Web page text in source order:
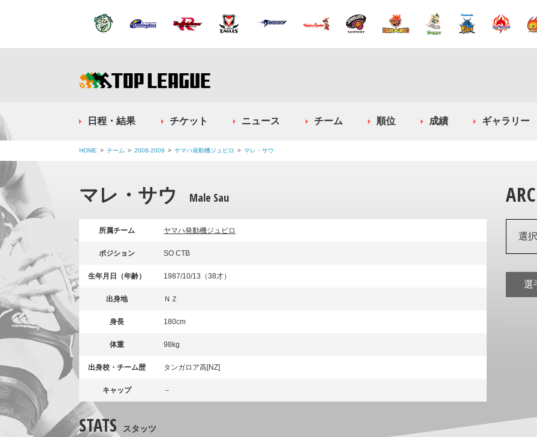
日程・結果 チケット ニュース チーム 順位 成績 ギャラリー
HOME チーム 2008-2009 ヤマハ発動機ジュビロ マレ・サウ
マレ・サウ Male Sau
所属チーム ヤマハ発動機ジュビロ
ポジション SO CTB
生年月日（年齢） 1987/10/13（38才）
出身地 ＮＺ
身長 180cm
体重 98kg
出身校・チーム歴 タンガロア高[NZ]
キャップ －
STATS スタッツ
選
選